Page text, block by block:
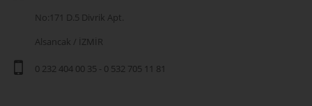
No:171 D.5 Divrik Apt.
Alsancak / İZMİR
0 232 404 00 35 - 0 532 705 11 81